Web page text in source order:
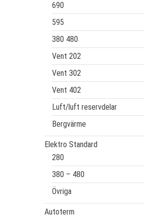
690
595
380 480
Vent 202
Vent 302
Vent 402
Luft/luft reservdelar
Bergvärme
Elektro Standard
280
380 – 480
Övriga
Autoterm